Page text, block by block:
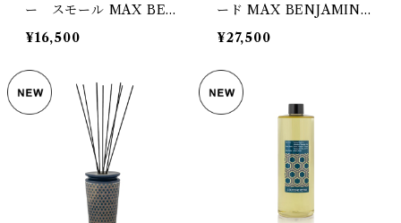
ー スモール MAX BENJ
AMIN ILUM COLLEC
TION
¥16,500
ード MAX BENJAMIN
ILUM COLLECTION
¥27,500